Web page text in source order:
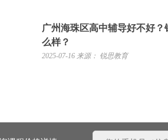
广州海珠区高中辅导好不好？
么样？
2025-07-16 来源： 锐思教育